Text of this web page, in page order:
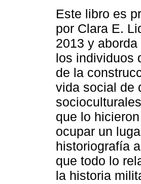
Este libro es
por Clara E.
2013 y
los individuos
de la
vida social de
que lo
ocupar un
historiografía
que todo lo
la historia